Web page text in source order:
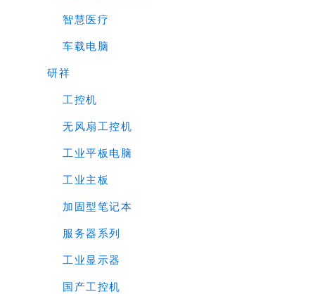
智慧医疗
车载电脑
研祥
工控机
无风扇工控机
工业平板电脑
工业主板
加固型笔记本
服务器系列
工业显示器
国产工控机